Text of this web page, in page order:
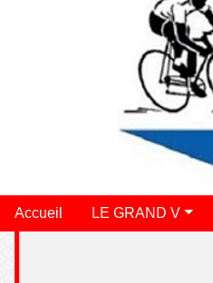
Accueil LE GRAND V